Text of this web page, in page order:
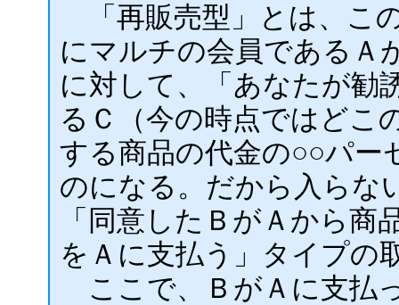
「再販売型」とは、こ
にマルチの会員であるＡ
に対して、「あなたが勧
るＣ（今の時点ではどこ
する商品の代金の○○パー
のになる。だから入らな
「同意したＢがＡから商
をＡに支払う」タイプの
ここで、ＢがＡに支払